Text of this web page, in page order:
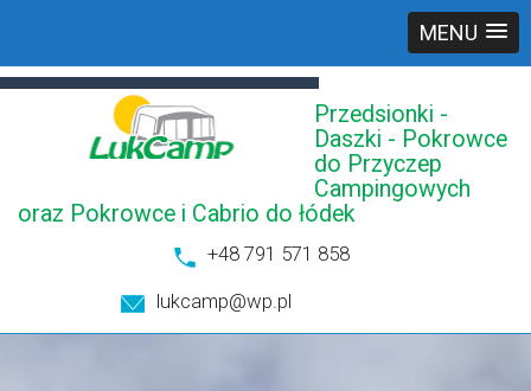
MENU
Przedsionki -
Daszki - Pokrowce
do Przyczep
Campingowych
oraz Pokrowce i Cabrio do łódek
+48 791 571 858
lukcamp@wp.pl